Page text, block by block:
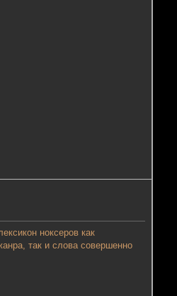
ноксеров как
так и слова совершенно